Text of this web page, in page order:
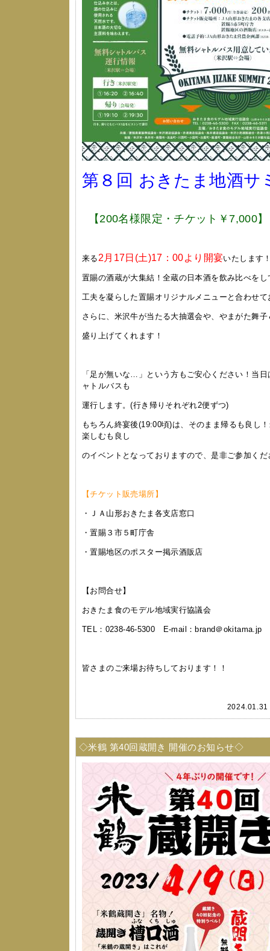
第８回 おきたま地酒サ
【200名様限定・チケット￥7,000】
来る 2月17日(土)17：00より開宴いたします
置賜の酒蔵が大集結！全蔵の日本酒を飲み比べを
工夫を凝らした置賜オリジナルメニューと合わせ
さらに、米沢牛が当たる大抽選会や、やまがた舞
盛り上げてくれます！
「足が無いな…」という方もご安心ください！当
ャトルバスも
運行します。(行き帰りそれぞれ2便ずつ)
もちろん終宴後(19:00頃)は、そのまま帰るも良し
楽しむも良し
のイベントとなっておりますので、是非ご参加くだ
【チケット販売場所】
・ＪＡ山形おきたま各支店窓口
・置賜３市５町庁舎
・置賜地区のポスター掲示酒販店
【お問合せ】
おきたま食のモデル地域実行協議会
TEL：0238-46-5300 E-mail：brand＠okitama.jp
皆さまのご来場お待ちしております！！
2024.01.31
◇米鶴 第40回蔵開き 開催のお知らせ◇